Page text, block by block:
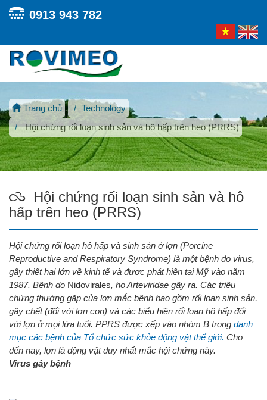
0913 943 782
Trang chủ
Technology
Hội chứng rối loạn sinh sản và hô hấp trên heo (PRRS)
Hội chứng rối loạn sinh sản và hô
hấp trên heo (PRRS)
Hội chứng rối loạn hô hấp và sinh sản ở lợn (Porcine
Reproductive and Respiratory Syndrome) là một bệnh do virus,
gây thiệt hại lớn về kinh tế và được phát hiện tại Mỹ vào năm
1987. Bệnh do Nidovirales, họ Arteviridae gây ra. Các triệu
chứng thường gặp của lợn mắc bệnh bao gồm rối loạn sinh sản,
gây chết (đối với lợn con) và các biểu hiện rối loạn hô hấp đối
với lợn ở mọi lứa tuổi. PPRS được xếp vào nhóm B trong danh
mục các bệnh của Tổ chức sức khỏe động vật thế giới. Cho
đến nay, lợn là động vật duy nhất mắc hội chứng này.
Virus gây bệnh